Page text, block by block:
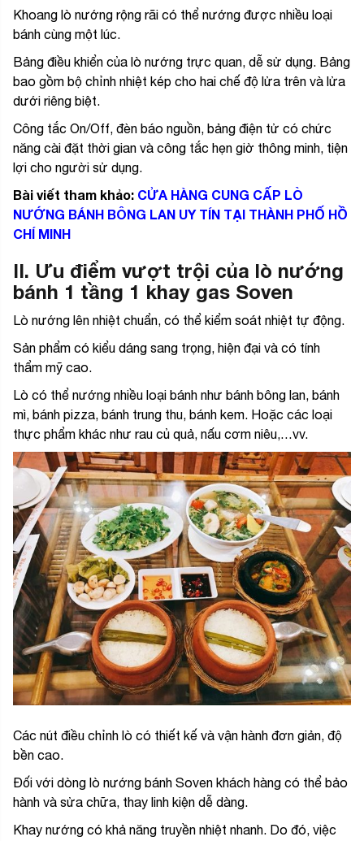
Khoang lò nướng rộng rãi có thể nướng được nhiều loại
bánh cùng một lúc.
Bảng điều khiển của lò nướng trực quan, dễ sử dụng. Bảng
bao gồm bộ chỉnh nhiệt kép cho hai chế độ lửa trên và lửa
dưới riêng biệt.
Công tắc On/Off, đèn báo nguồn, bảng điện tử có chức
năng cài đặt thời gian và công tắc hẹn giờ thông minh, tiện
lợi cho người sử dụng.
Bài viết tham khảo: CỬA HÀNG CUNG CẤP LÒ
NƯỚNG BÁNH BÔNG LAN UY TÍN TẠI THÀNH PHỐ HỒ
CHÍ MINH
II. Ưu điểm vượt trội của lò nướng
bánh 1 tầng 1 khay gas Soven
Lò nướng lên nhiệt chuẩn, có thể kiểm soát nhiệt tự động.
Sản phẩm có kiểu dáng sang trọng, hiện đại và có tính
thẩm mỹ cao.
Lò có thể nướng nhiều loại bánh như bánh bông lan, bánh
mì, bánh pizza, bánh trung thu, bánh kem. Hoặc các loại
thực phẩm khác như rau củ quả, nấu cơm niêu,…vv.
Các nút điều chỉnh lò có thiết kế và vận hành đơn giản, độ
bền cao.
Đối với dòng lò nướng bánh Soven khách hàng có thể bảo
hành và sửa chữa, thay linh kiện dễ dàng.
Khay nướng có khả năng truyền nhiệt nhanh. Do đó, việc